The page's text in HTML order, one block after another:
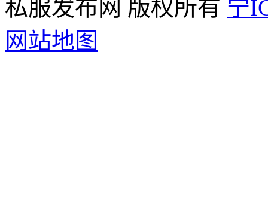
私服发布网 版权所有 宁
网站地图